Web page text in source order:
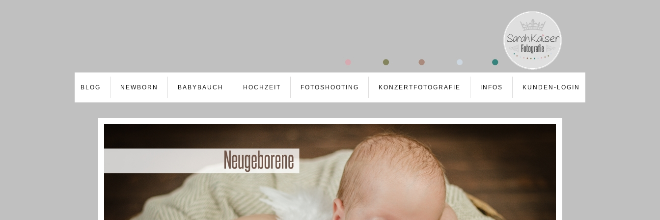
BLOG NEWBORN BABYBAUCH HOCHZEIT FOTOSHOOTING KONZERTFOTOGRAFIE INFOS KUNDEN-LOGIN